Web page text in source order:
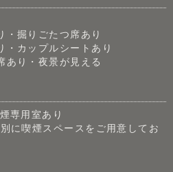
・掘りごたつ席あり
・カップルシートあり
あり・夜景が見える
専用室あり
に喫煙スペースをご用意してお